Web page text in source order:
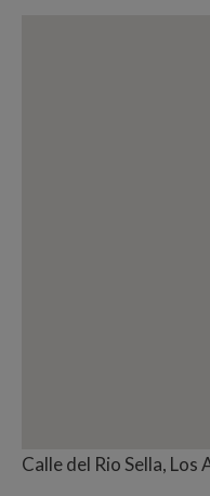
Calle del Rio Sella, Los